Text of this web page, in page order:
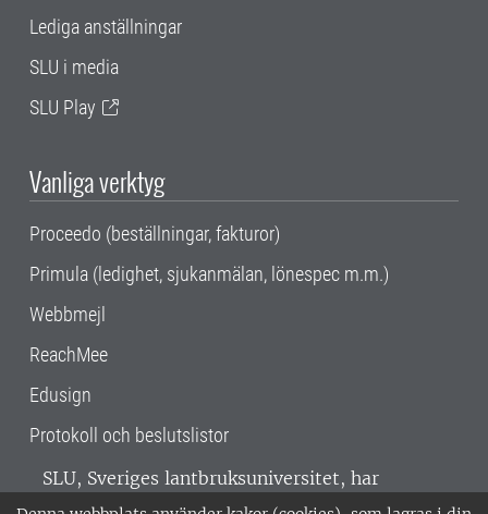
Lediga anställningar
SLU i media
SLU Play
Vanliga verktyg
Proceedo (beställningar, fakturor)
Primula (ledighet, sjukanmälan, lönespec m.m.)
Webbmejl
ReachMee
Edusign
Protokoll och beslutslistor
SLU, Sveriges lantbruksuniversitet, har
verksamhet över hela Sverige. Huvudorter är